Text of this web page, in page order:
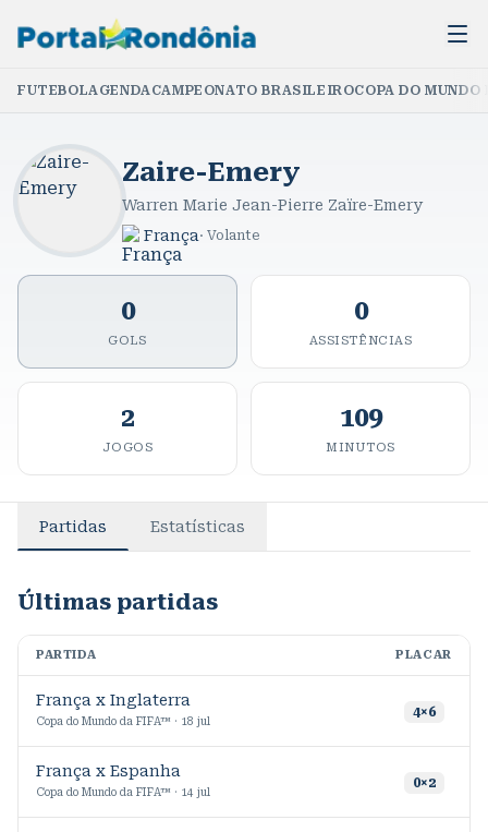
FUTEBOLAGENDACAMPEONATO BRASILEIROCOPA DO
Zaire-Emery
Warren Marie Jean-Pierre Zaïre-Emery
França · Volante
0
GOLS
0
ASSISTÊNCIAS
2
JOGOS
109
MINUTOS
Partidas Estatísticas
Últimas partidas
PARTIDA PLACAR
França x Inglaterra
Copa do Mundo da FIFA™ · 18 jul
4×6
França x Espanha
Copa do Mundo da FIFA™ · 14 jul
0×2